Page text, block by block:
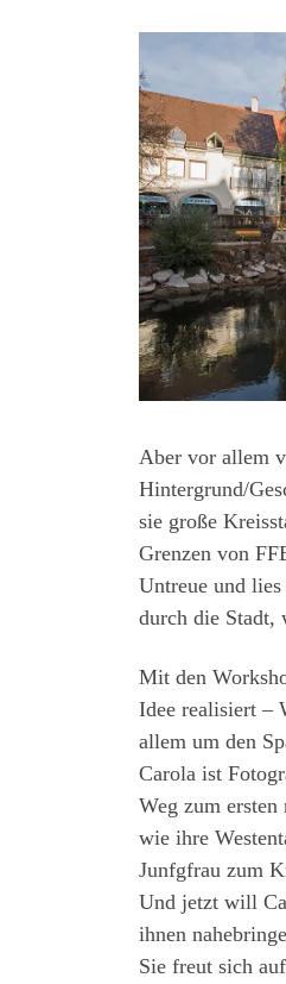
Aber vor allem
Hintergrund/
sie große
Grenzen von
Untreue und
durch die Stadt,
Mit den
Idee realisiert –
allem um den
Carola ist
Weg zum
wie ihre
Junfgfrau zum
Und jetzt will
ihnen
Sie freut sich